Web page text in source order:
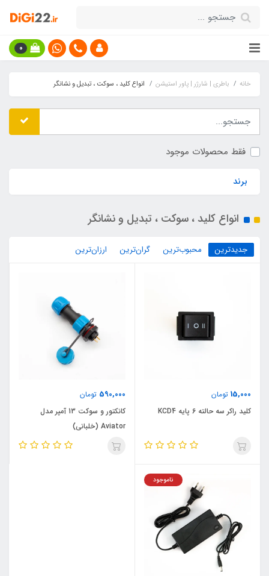
0
خانه باطری | شارژر | پاور استیشن انواع کلید ، سوکت ، تبدیل و نشانگر
فقط محصولات موجود
برند
انواع کلید ، سوکت ، تبدیل و نشانگر
جدیدترین محبوب‌ترین گران‌ترین ارزان‌ترین
15,000 تومان
کلید راکر سه حالته 6 پایه KCD4
590,000 تومان
کانکتور و سوکت 13 آمپر مدل
Aviator (خلبانی)
ناموجود